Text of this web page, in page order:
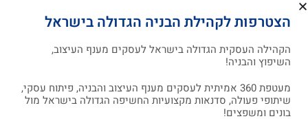
כיצד לבנות תוכנית שיווק לעסקים מענף
העיצוב והבניה
תוכנית שיווק הנה תוכנית כתובה, המהווה מפת דרכים
אלעד גרגיר - מייסד ומנכ"ל arcdb 05/07/2023
הצטרפות לקהילת הבניה הגדולה בישראל
הקהילה העסקית הגדולה בישראל לעסקים מענף העיצוב,
השיפוץ והבניה!
מעטפת 360 אמיתית לעסקים מענף העיצוב והבניה, פיתוח עסקי,
שיתופי פעולה, סדנאות מקצועיות החשיפה הגדולה בישראל מול
בונים ומשפצים!